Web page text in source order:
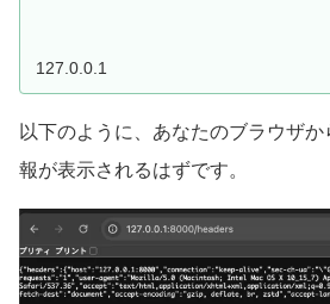
127.0.0.1
以下のように、あなたのブラウザ
報が表示されるはずです。